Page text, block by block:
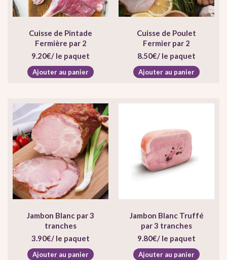
Cuisse de Pintade
Fermière par 2
9.20€/ le paquet
Ajouter au panier
Cuisse de Poulet
Fermier par 2
8.50€/ le paquet
Ajouter au panier
Jambon Blanc par 3
tranches
3.90€/ le paquet
Ajouter au panier
Jambon Blanc Truffé
par 3 tranches
9.80€/ le paquet
Ajouter au panier